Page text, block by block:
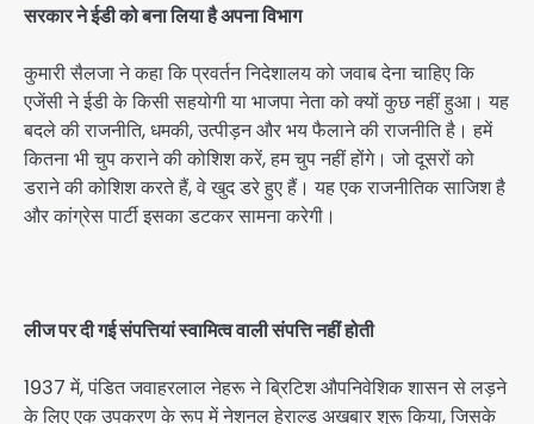
सरकार ने ईडी को बना लिया है अपना विभाग
कुमारी सैलजा ने कहा कि प्रवर्तन निदेशालय को जवाब देना चाहिए कि
एजेंसी ने ईडी के किसी सहयोगी या भाजपा नेता को क्यों कुछ नहीं हुआ। यह
बदले की राजनीति, धमकी, उत्पीड़न और भय फैलाने की राजनीति है। हमें
कितना भी चुप कराने की कोशिश करें, हम चुप नहीं होंगे। जो दूसरों को
डराने की कोशिश करते हैं, वे खुद डरे हुए हैं। यह एक राजनीतिक साजिश है
और कांग्रेस पार्टी इसका डटकर सामना करेगी।
लीज पर दी गई संपत्तियां स्वामित्व वाली संपत्ति नहीं होती
1937 में, पंडित जवाहरलाल नेहरू ने ब्रिटिश औपनिवेशिक शासन से लड़ने
के लिए एक उपकरण के रूप में नेशनल हेराल्ड अखबार शुरू किया, जिसके